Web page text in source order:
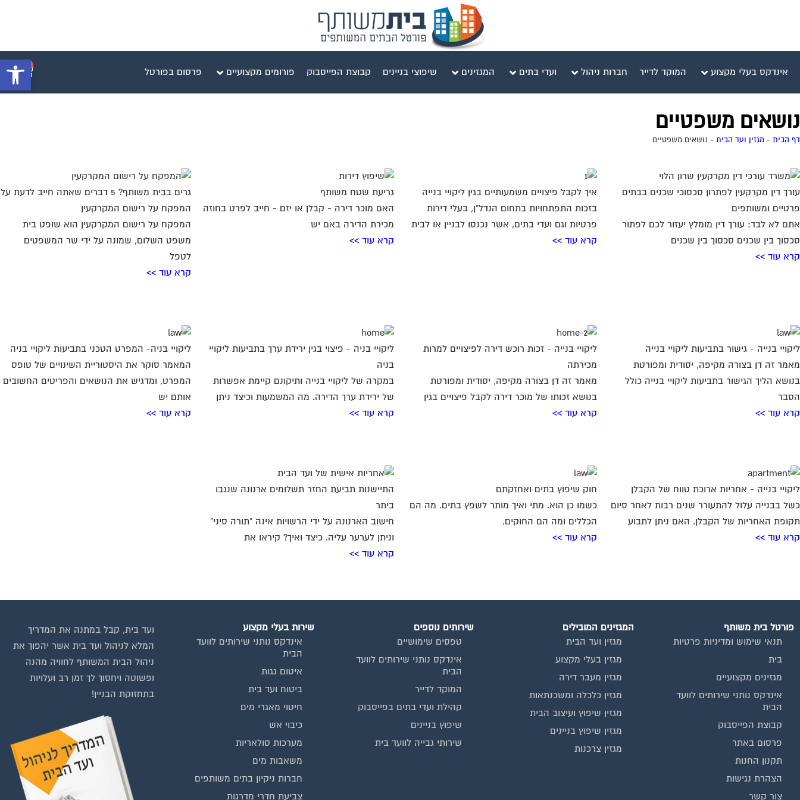
פתח אינדקס בעלי מקצוע המוקד לדייר חברות ניהול ועדי בתים המגזינים שיפוצי בניינים קבוצת הפייסבוק פורומים מקצועיים פרסום בפורטל
נושאים משפטיים
דף הבית - מגזין ועד הבית - נושאים משפטיים
עורך דין מקרקעין לפתרון סכסוכי שכנים בבתים
פרטיים ומשותפים
אתם לא לבד: עורך דין מומלץ יעזור לכם לפתור
סכסוך בין שכנים סכסוך בין שכנים
קרא עוד >>
איך לקבל פיצויים משמעותיים בגין ליקויי בנייה
בזכות התפתחויות בתחום הנדל"ן, בעלי דירות
פרטיות וגם ועדי בתים, אשר נכנסו לבניין או לבית
קרא עוד >>
גריעת שטח משותף
האם מוכר דירה - קבלן או יזם - חייב לפרט בחוזה
מכירת הדירה באם יש
קרא עוד >>
גרים בבית משותף? 5 דברים שאתה חייב לדעת על
המפקח על רישום המקרקעין‎
המפקח על רישום המקרקעין הוא שופט בית
משפט השלום, שמונה על ידי שר המשפטים
לטפל
קרא עוד >>
ליקויי בנייה - גישור בתביעות ליקויי בנייה
מאמר זה דן בצורה מקיפה, יסודית ומפורטת
בנושא הליך הגישור בתביעות ליקויי בנייה כולל
הסבר
קרא עוד >>
ליקויי בנייה - זכות רוכש דירה לפיצויים למרות
מכירתה
מאמר זה דן בצורה מקיפה, יסודית ומפורטת
בנושא זכותו של מוכר דירה לקבל פיצויים בגין
קרא עוד >>
ליקויי בניה - פיצוי בגין ירידת ערך בתביעות ליקויי
בניה
במקרה של ליקויי בנייה ותיקונם קיימת אפשרות
של ירידת ערך הדירה. מה המשמעות וכיצד ניתן
קרא עוד >>
ליקויי בניה- המפרט הטכני בתביעות ליקויי בניה
המאמר סוקר את היסטוריית השינויים של טופס
המפרט, ומדגיש את הנושאים והפריטים החשובים
אותם יש
קרא עוד >>
ליקויי בנייה - אחריות ארוכת טווח של הקבלן
כשל בבנייה עלול להתעורר שנים רבות לאחר סיום
תקופת האחריות של הקבלן. האם ניתן לתבוע
קרא עוד >>
חוק שיפוץ בתים ואחזקתם
כשמו כן הוא. מתי ואיך מותר לשפץ בתים. מה הם
הכללים ומה הם החוקים.
קרא עוד >>
התיישנות תביעת החזר תשלומים ארנונה שנגבו
ביתר
חישוב הארנונה על ידי הרשויות אינה "תורה סיני"
וניתן לערער עליה. כיצד ואיך? קיראו את
קרא עוד >>
פורטל בית משותף
תנאי שימוש ומדיניות פרטיות
בית
מגזינים מקצועיים
אינדקס נותני שירותים לוועד
הבית
קבוצת הפייסבוק
פרסום באתר
תקנון החנות
הצהרת נגישות
צור קשר
המגזינים המובילים
מגזין ועד הבית
מגזין בעלי מקצוע
מגזין מעבר דירה
מגזין כלכלה ומשכנתאות
מגזין שיפוץ ועיצוב הבית
מגזין שיפוץ בניינים
מגזין צרכנות
שירותים נוספים
טפסים שימושיים
אינדקס נותני שירותים לוועד
הבית
המוקד לדייר
קהילת ועדי בתים בפייסבוק
שיפוץ בניינים
שירותי גבייה לוועד בית
שירות בעלי מקצוע
אינדקס נותני שירותים לוועד
הבית
איטום גגות
ביטוח ועד בית
חיטוי מאגרי מים
כיבוי אש
מערכות סולאריות
משאבות מים
חברות ניקיון בתים משותפים
צביעת חדרי מדרגות
ועד בית, קבל במתנה את המדריך
המלא לניהול ועד בית אשר יהפוך את
ניהול הבית המשותף לחוויה מהנה
ופשוטה ויחסוך לך זמן רב ועלויות
בתחזוקת הבניין!